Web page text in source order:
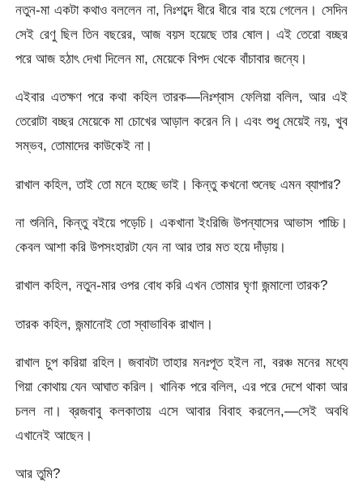
নতুন-মা একটা কথাও বললেন না, নিঃশব্দে ধীরে ধীরে বার হয়ে গেলেন। সেদিন
সেই রেণু ছিল তিন বছরের, আজ বয়স হয়েছে তার ষোল। এই তেরো বচ্ছর
পরে আজ হঠাৎ দেখা দিলেন মা, মেয়েকে বিপদ থেকে বাঁচাবার জন্যে।
এইবার এতক্ষণ পরে কথা কহিল তারক—নিঃশ্বাস ফেলিয়া বলিল, আর এই
তেরোটা বচ্ছর মেয়েকে মা চোখের আড়াল করেন নি। এবং শুধু মেয়েই নয়, খুব
সম্ভব, তোমাদের কাউকেই না।
রাখাল কহিল, তাই তো মনে হচ্ছে ভাই। কিন্তু কখনো শুনেছ এমন ব্যাপার?
না শুনিনি, কিন্তু বইয়ে পড়েচি। একখানা ইংরিজি উপন্যাসের আভাস পাচ্চি।
কেবল আশা করি উপসংহারটা যেন না আর তার মত হয়ে দাঁড়ায়।
রাখাল কহিল, নতুন-মার ওপর বোধ করি এখন তোমার ঘৃণা জন্মালো তারক?
তারক কহিল, জন্মানোই তো স্বাভাবিক রাখাল।
রাখাল চুপ করিয়া রহিল। জবাবটা তাহার মনঃপূত হইল না, বরঞ্চ মনের মধ্যে
গিয়া কোথায় যেন আঘাত করিল। খানিক পরে বলিল, এর পরে দেশে থাকা আর
চলল না। ব্রজবাবু কলকাতায় এসে আবার বিবাহ করলেন,—সেই অবধি
এখানেই আছেন।
আর তুমি?